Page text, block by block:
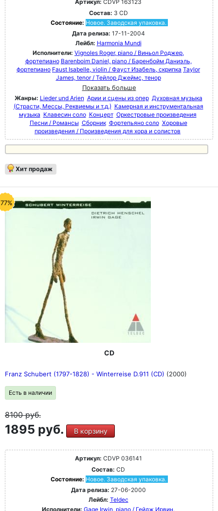
Артикул: CDVP 163123
Состав: 3 CD
Состояние: Новое. Заводская упаковка.
Дата релиза: 17-11-2004
Лейбл: Harmonia Mundi
Исполнители: Vignoles Roger, piano / Виньол Роджер,
фортепиано Barenboim Daniel, piano / Баренбойм Даниэль,
фортепиано Faust Isabelle, violin / Фауст Изабель, скрипка Taylor
James, tenor / Тейлор Джеймс, тенор
Показать больше
Жанры: Lieder und Arien Арии и сцены из опер Духовная музыка
(Страсти, Мессы, Реквиемы и т.д.) Камерная и инструментальная
музыка Клавесин соло Концерт Оркестровые произведения
Песни / Романсы Сборник Фортепьяно соло Хоровые
произведения / Произведения для хора и солистов
Хит продаж
CD
Franz Schubert (1797-1828) - Winterreise D.911 (CD) (2000)
Есть в наличии
8100руб.
1895 руб. В корзину
Артикул: CDVP 036141
Состав: CD
Состояние: Новое. Заводская упаковка.
Дата релиза: 27-06-2000
Лейбл: Teldec
Исполнители: Gage Irwin, piano / Гейдж Ирвин,